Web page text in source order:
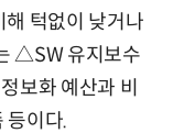
해 턱없이 낮거나
△SW 유지보수
보화 예산과 비
등이다.